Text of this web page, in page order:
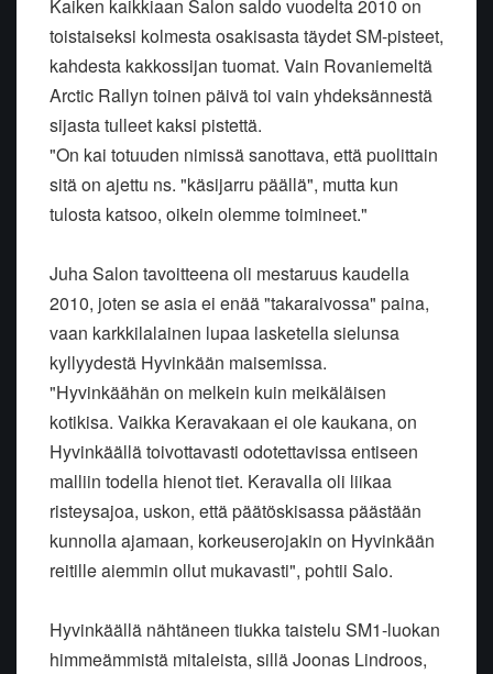
Kaiken kaikkiaan Salon saldo vuodelta 2010 on
toistaiseksi kolmesta osakisasta täydet SM-pisteet,
kahdesta kakkossijan tuomat. Vain Rovaniemeltä
Arctic Rallyn toinen päivä toi vain yhdeksännestä
sijasta tulleet kaksi pistettä.
"On kai totuuden nimissä sanottava, että puolittain
sitä on ajettu ns. "käsijarru päällä", mutta kun
tulosta katsoo, oikein olemme toimineet."
Juha Salon tavoitteena oli mestaruus kaudella
2010, joten se asia ei enää "takaraivossa" paina,
vaan karkkilalainen lupaa lasketella sielunsa
kyllyydestä Hyvinkään maisemissa.
"Hyvinkäähän on melkein kuin meikäläisen
kotikisa. Vaikka Keravakaan ei ole kaukana, on
Hyvinkäällä toivottavasti odotettavissa entiseen
malliin todella hienot tiet. Keravalla oli liikaa
risteysajoa, uskon, että päätöskisassa päästään
kunnolla ajamaan, korkeuserojakin on Hyvinkään
reitille aiemmin ollut mukavasti", pohtii Salo.
Hyvinkäällä nähtäneen tiukka taistelu SM1-luokan
himmeämmistä mitaleista, sillä Joonas Lindroos,